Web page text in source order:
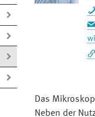
Das
Neben der